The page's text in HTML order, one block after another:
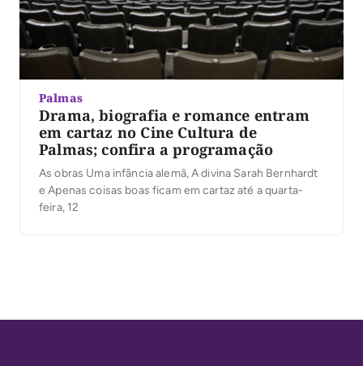
Palmas
Drama, biografia e romance entram
em cartaz no Cine Cultura de
Palmas; confira a programação
As obras Uma infância alemã, A divina Sarah Bernhardt
e Apenas coisas boas ficam em cartaz até a quarta-
feira, 12